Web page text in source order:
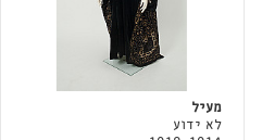
מעיל
לא ידוע